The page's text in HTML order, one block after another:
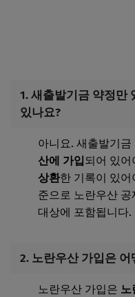
1. 새출발기금 약정만
있나요?
아니요. 새출발기
산에 가입되어 있어
상환한 기록이 있어
준으로 노란우산
대상에 포함됩니다.
2. 노란우산 가입은
노란우산 가입은 노